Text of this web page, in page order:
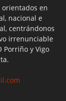
en
nacional e
centrándonos
irrenunciable
Porriño y Vigo